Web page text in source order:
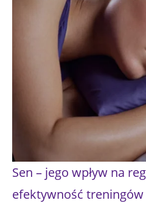
Sen – jego wpływ na
efektywność treningów